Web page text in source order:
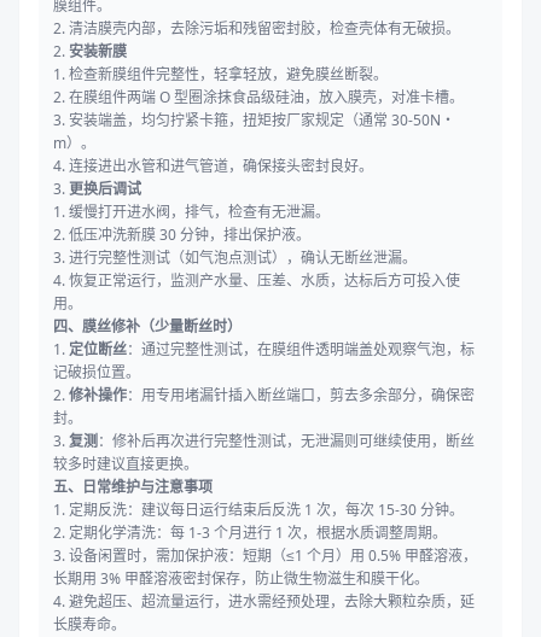
膜组件。
2. 清洁膜壳内部，去除污垢和残留密封胶，检查壳体有无破损。
2.安装新膜
1. 检查新膜组件完整性，轻拿轻放，避免膜丝断裂。
2. 在膜组件两端 O 型圈涂抹食品级硅油，放入膜壳，对准卡槽。
3. 安装端盖，均匀拧紧卡箍，扭矩按厂家规定（通常 30-50N・
m）。
4. 连接进出水管和进气管道，确保接头密封良好。
3.更换后调试
1. 缓慢打开进水阀，排气，检查有无泄漏。
2. 低压冲洗新膜 30 分钟，排出保护液。
3. 进行完整性测试（如气泡点测试），确认无断丝泄漏。
4. 恢复正常运行，监测产水量、压差、水质，达标后方可投入使
用。
四、膜丝修补（少量断丝时）
1. 定位断丝：通过完整性测试，在膜组件透明端盖处观察气泡，标
记破损位置。
2.修补操作：用专用堵漏针插入断丝端口，剪去多余部分，确保密
封。
3.复测 ：修补后再次进行完整性测试，无泄漏则可继续使用，断丝
较多时建议直接更换。
五、日常维护与注意事项
1. 定期反洗：建议每日运行结束后反洗 1 次，每次 15-30 分钟。
2. 定期化学清洗：每 1-3 个月进行 1 次，根据水质调整周期。
3. 设备闲置时，需加保护液：短期（≤1 个月）用 0.5% 甲醛溶液，
长期用 3% 甲醛溶液密封保存，防止微生物滋生和膜干化。
4. 避免超压、超流量运行，进水需经预处理，去除大颗粒杂质，延
长膜寿命。